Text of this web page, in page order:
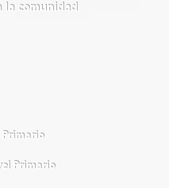
la comunidad
Primario
Primario